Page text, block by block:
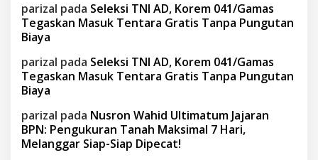
parizal pada Seleksi TNI AD, Korem 041/Gamas
Tegaskan Masuk Tentara Gratis Tanpa Pungutan
Biaya
parizal pada Seleksi TNI AD, Korem 041/Gamas
Tegaskan Masuk Tentara Gratis Tanpa Pungutan
Biaya
parizal pada Nusron Wahid Ultimatum Jajaran
BPN: Pengukuran Tanah Maksimal 7 Hari,
Melanggar Siap-Siap Dipecat!